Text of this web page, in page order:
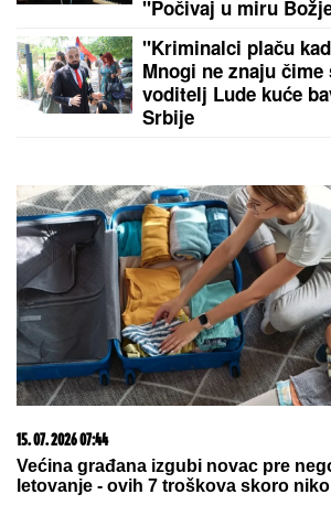
ČETIRI HELIKOPTERA U
HEKTARA:Dačić objavio
Deliblatske peščare: Umorni su, ali
KABLAR POSTAO
TURISTIMA:
novi vidikovac, a
besplatan!
ENES BEGOVIĆ
ONDA JE KRENUO
otkrio sa čime se
velikog gubitka:
zapravo povukao iz